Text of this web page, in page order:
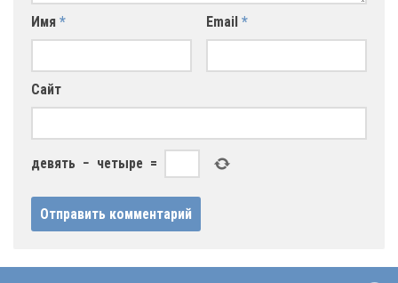
Имя * Email *
Сайт
девять − четыре =